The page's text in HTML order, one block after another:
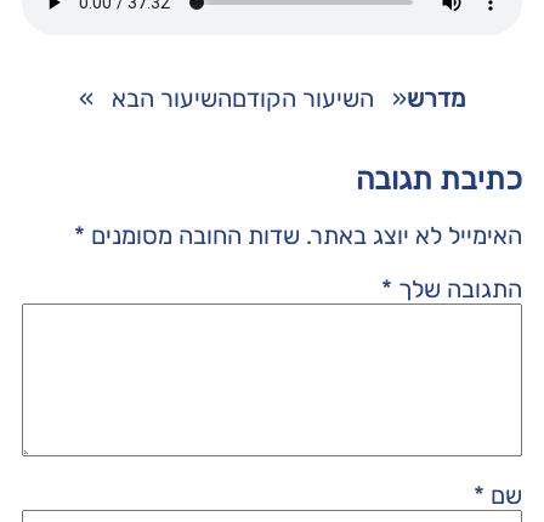
מדרש« השיעור הקודםהשיעור הבא »
כתיבת תגובה
האימייל לא יוצג באתר. שדות החובה מסומנים *
התגובה שלך *
שם *